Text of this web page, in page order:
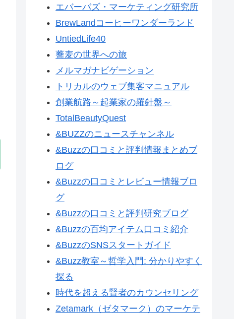
エバーバズ・マーケティング研究所
BrewLandコーヒーワンダーランド
UntiedLife40
蕎麦の世界への旅
メルマガナビゲーション
トリカルのウェブ集客マニュアル
創業航路～起業家の羅針盤～
TotalBeautyQuest
&BUZZのニュースチャンネル
&Buzzの口コミと評判情報まとめブ
ログ
&Buzzの口コミとレビュー情報ブロ
グ
&Buzzの口コミと評判研究ブログ
&Buzzの百均アイテム口コミ紹介
&BuzzのSNSスタートガイド
&Buzz教室～哲学入門: 分かりやすく
探る
時代を超える賢者のカウンセリング
Zetamark（ゼタマーク）のマーケテ